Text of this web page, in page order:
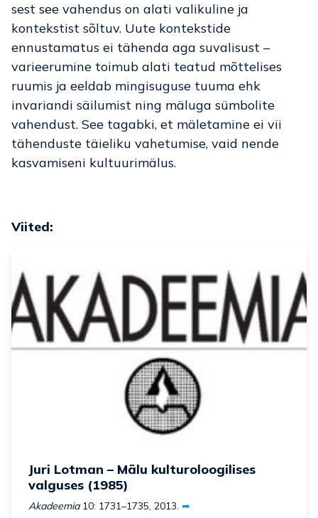
sest see vahendus on alati valikuline ja
kontekstist sõltuv. Uute kontekstide
ennustamatus ei tähenda aga suvalisust –
varieerumine toimub alati teatud mõttelises
ruumis ja eeldab mingisuguse tuuma ehk
invariandi säilumist ning mäluga sümbolite
vahendust. See tagabki, et mäletamine ei vii
tähenduste täieliku vahetumise, vaid nende
kasvamiseni kultuurimälus.
Viited:
Juri Lotman – Mälu kulturoloogilises
valguses (1985)
Akadeemia10: 1731–1735, 2013. ➦